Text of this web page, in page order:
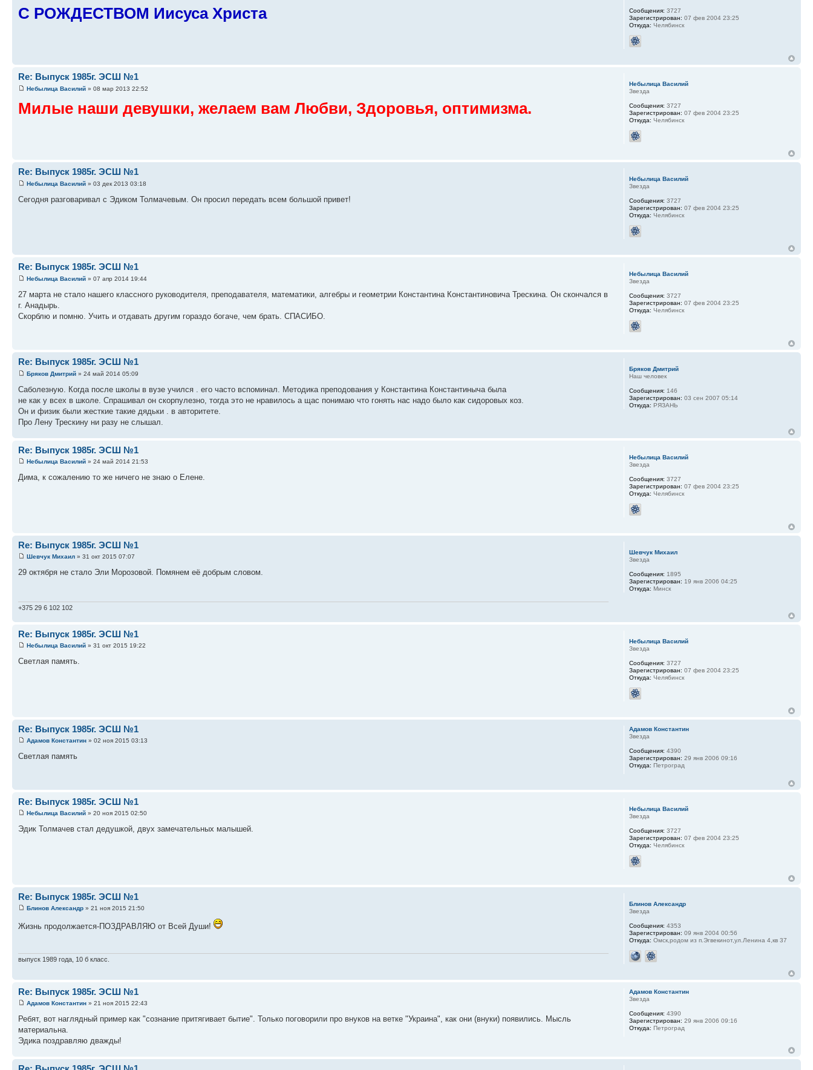
С РОЖДЕСТВОМ Иисуса Христа Сообщения: 3727
Зарегистрирован: 07 фев 2004 23:25
Откуда: Челябинск
Re: Выпуск 1985г. ЭСШ №1
Небылица Василий » 08 мар 2013 22:52
Милые наши девушки, желаем вам Любви, Здоровья, оптимизма.
Небылица Василий
Звезда
Сообщения: 3727
Зарегистрирован: 07 фев 2004 23:25
Откуда: Челябинск
Re: Выпуск 1985г. ЭСШ №1
Небылица Василий » 03 дек 2013 03:18
Сегодня разговаривал с Эдиком Толмачевым. Он просил передать всем большой привет!
Небылица Василий
Звезда
Сообщения: 3727
Зарегистрирован: 07 фев 2004 23:25
Откуда: Челябинск
Re: Выпуск 1985г. ЭСШ №1
Небылица Василий » 07 апр 2014 19:44
27 марта не стало нашего классного руководителя, преподавателя, математики, алгебры и геометрии Константина Константиновича Трескина. Он скончался в
г. Анадырь.
Скорблю и помню. Учить и отдавать другим гораздо богаче, чем брать. СПАСИБО.
Небылица Василий
Звезда
Сообщения: 3727
Зарегистрирован: 07 фев 2004 23:25
Откуда: Челябинск
Re: Выпуск 1985г. ЭСШ №1
Бряков Дмитрий » 24 май 2014 05:09
Саболезную. Когда после школы в вузе учился . его часто вспоминал. Методика преподования у Константина Константиныча была
не как у всех в школе. Спрашивал он скорпулезно, тогда это не нравилось а щас понимаю что гонять нас надо было как сидоровых коз.
Он и физик были жесткие такие дядьки . в авторитете.
Про Лену Трескину ни разу не слышал.
Бряков Дмитрий
Наш человек
Сообщения: 146
Зарегистрирован: 03 сен 2007 05:14
Откуда: РЯЗАНЬ
Re: Выпуск 1985г. ЭСШ №1
Небылица Василий » 24 май 2014 21:53
Дима, к сожалению то же ничего не знаю о Елене.
Небылица Василий
Звезда
Сообщения: 3727
Зарегистрирован: 07 фев 2004 23:25
Откуда: Челябинск
Re: Выпуск 1985г. ЭСШ №1
Шевчук Михаил » 31 окт 2015 07:07
29 октября не стало Эли Морозовой. Помянем её добрым словом.
+375 29 6 102 102
Шевчук Михаил
Звезда
Сообщения: 1895
Зарегистрирован: 19 янв 2006 04:25
Откуда: Минск
Re: Выпуск 1985г. ЭСШ №1
Небылица Василий » 31 окт 2015 19:22
Светлая память.
Небылица Василий
Звезда
Сообщения: 3727
Зарегистрирован: 07 фев 2004 23:25
Откуда: Челябинск
Re: Выпуск 1985г. ЭСШ №1
Адамов Константин » 02 ноя 2015 03:13
Светлая память
Адамов Константин
Звезда
Сообщения: 4390
Зарегистрирован: 29 янв 2006 09:16
Откуда: Петроград
Re: Выпуск 1985г. ЭСШ №1
Небылица Василий » 20 ноя 2015 02:50
Эдик Толмачев стал дедушкой, двух замечательных малышей.
Небылица Василий
Звезда
Сообщения: 3727
Зарегистрирован: 07 фев 2004 23:25
Откуда: Челябинск
Re: Выпуск 1985г. ЭСШ №1
Блинов Александр » 21 ноя 2015 21:50
Жизнь продолжается-ПОЗДРАВЛЯЮ от Всей Души!
выпуск 1989 года, 10 б класс.
Блинов Александр
Звезда
Сообщения: 4353
Зарегистрирован: 09 янв 2004 00:56
Откуда: Омск,родом из п.Эгвекинот,ул.Ленина 4,кв 37
Re: Выпуск 1985г. ЭСШ №1
Адамов Константин » 21 ноя 2015 22:43
Ребят, вот наглядный пример как "сознание притягивает бытие". Только поговорили про внуков на ветке "Украина", как они (внуки) появились. Мысль
материальна.
Эдика поздравляю дважды!
Адамов Константин
Звезда
Сообщения: 4390
Зарегистрирован: 29 янв 2006 09:16
Откуда: Петроград